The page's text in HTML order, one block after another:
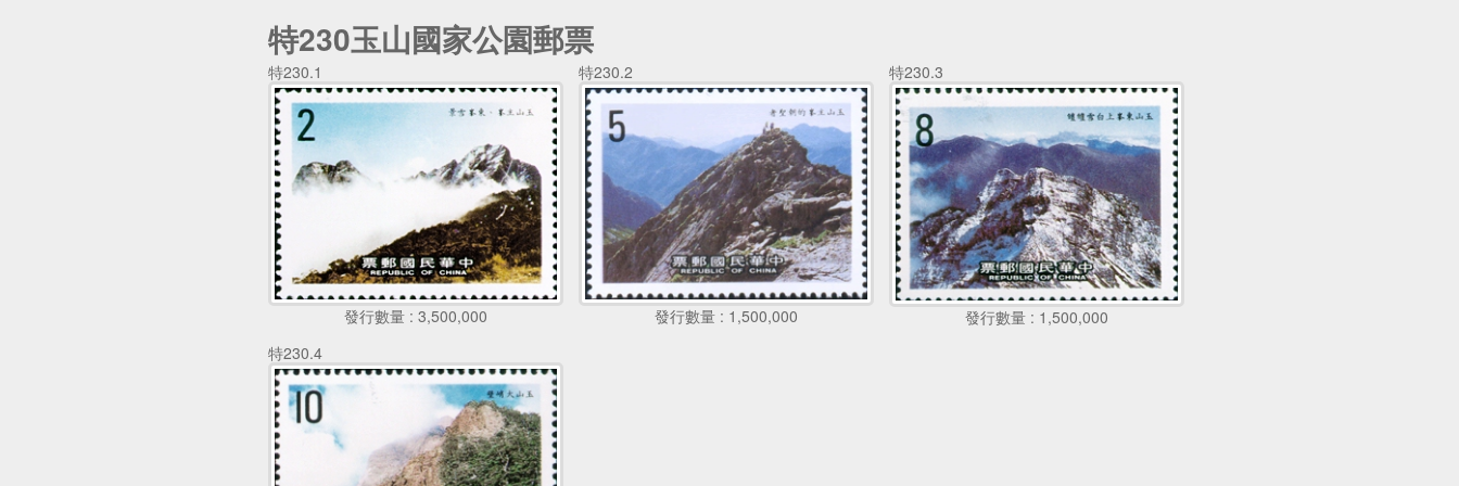
特230玉山國家公園郵票
特230.1
發行數量 : 3,500,000
特230.2
發行數量 : 1,500,000
特230.3
發行數量 : 1,500,000
特230.4